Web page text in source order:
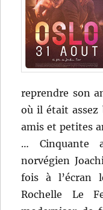
reprendre son
où il était assez
amis et petites
… Cinquante
norvégien
fois à l’écran
Rochelle Le